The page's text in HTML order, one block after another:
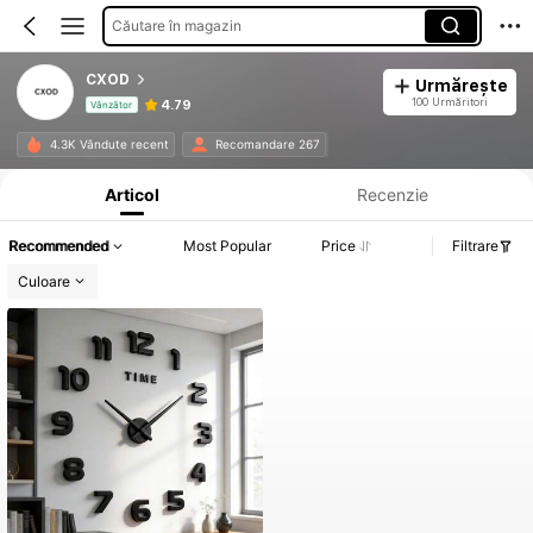
Căutare în magazin
CXOD
Vânzător 4.79
Urmărește
100 Urmăritori
4.3K Vândute recent Recomandare 267
Informații despre produs: Divulgarea prețului, detalii privind vânzările și stocul.
Articol Recenzie
Recommended Most Popular Price
Filtrare
Culoare